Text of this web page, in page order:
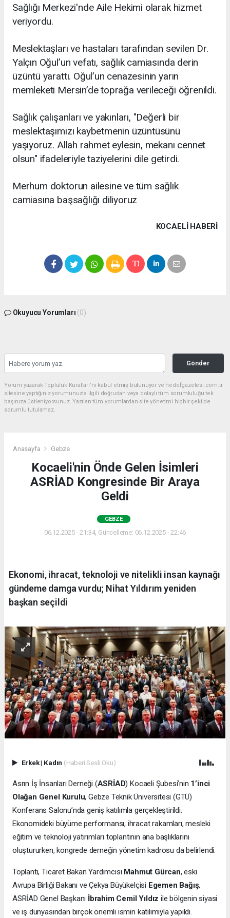
Sağlığı Merkezi'nde Aile Hekimi olarak hizmet
veriyordu.
Meslektaşları ve hastaları tarafından sevilen Dr.
Yalçın Oğul’un vefatı, sağlık camiasında derin
üzüntü yarattı. Oğul’un cenazesinin yarın
memleketi Mersin’de toprağa verileceği öğrenildi.
Sağlık çalışanları ve yakınları, "Değerli bir
meslektaşımızı kaybetmenin üzüntüsünü
yaşıyoruz. Allah rahmet eylesin, mekanı cennet
olsun" ifadeleriyle taziyelerini dile getirdi.
Merhum doktorun ailesine ve tüm sağlık
camiasına başsağlığı diliyoruz
KOCAELI HABERİ
Okuyucu Yorumları (0)
Gönder
Yorum yazarak Topluluk Kuralları’nı kabul etmiş bulunuyor ve hedefgazetesi.com.tr
sitesine yaptığınız yorumunuzla ilgili doğrudan veya dolaylı tüm sorumluluğu tek
başınıza üstleniyorsunuz. Yazılan tüm yorumlardan site yönetimi hiçbir şekilde
sorumlu tutulamaz.
Anasayfa Gebze
Kocaeli'nin Önde Gelen İsimleri
ASRİAD Kongresinde Bir Araya
Geldi
GEBZE
06.12.2025 - 21:34, Güncelleme: 06.12.2025 - 22:46
Ekonomi, ihracat, teknoloji ve nitelikli insan kaynağı
gündeme damga vurdu; Nihat Yıldırım yeniden
başkan seçildi
Erkek| Kadın (Haberi Sesli Oku)
Asrın İş İnsanları Derneği (ASRİAD) Kocaeli Şubesi’nin 1’inci
Olağan Genel Kurulu, Gebze Teknik Üniversitesi (GTÜ)
Konferans Salonu’nda geniş katılımla gerçekleştirildi.
Ekonomideki büyüme performansı, ihracat rakamları, mesleki
eğitim ve teknoloji yatırımları toplantının ana başlıklarını
oluştururken, kongrede derneğin yönetim kadrosu da belirlendi.
Toplantı, Ticaret Bakan Yardımcısı Mahmut Gürcan, eski
Avrupa Birliği Bakanı ve Çekya Büyükelçisi Egemen Bağış,
ASRİAD Genel Başkanı İbrahim Cemil Yıldız ile bölgenin siyasi
ve iş dünyasından birçok önemli ismin katılımıyla yapıldı.